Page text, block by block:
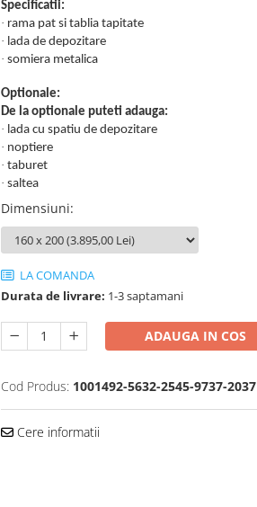
Specificatii:
· rama pat si tablia tapitate
· lada de depozitare
· somiera metalica
Optionale:
De la optionale puteti adauga:
· lada cu spatiu de depozitare
· noptiere
· taburet
· saltea
Dimensiuni:
LA COMANDA
Durata de livrare: 1-3 saptamani
ADAUGA IN COS
Cod Produs: 1001492-5632-2545-9737-2037
Cere informatii